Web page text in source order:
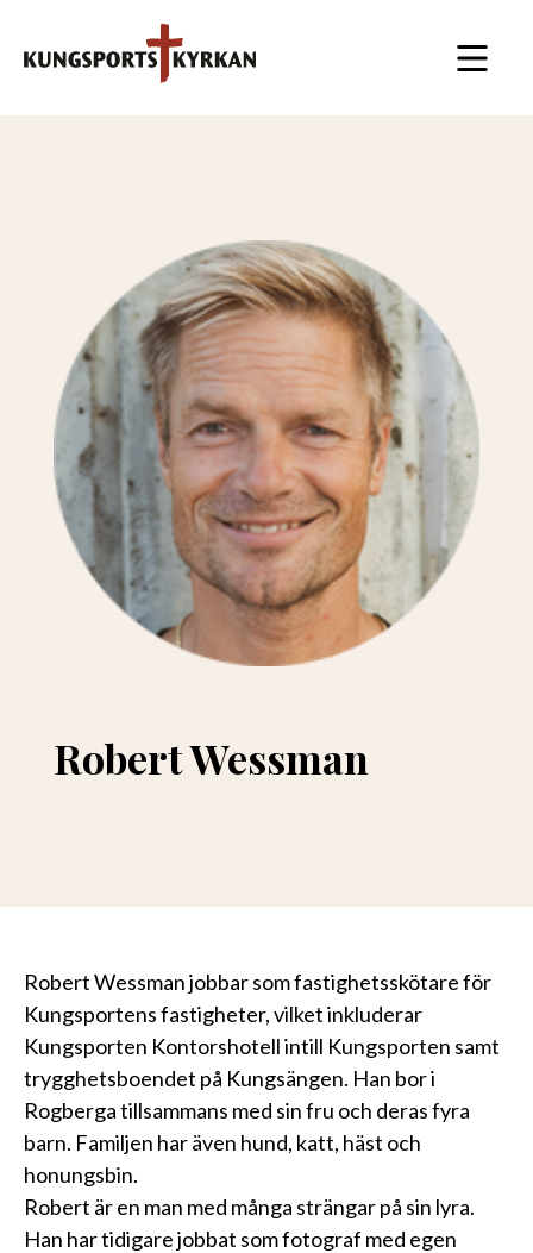
Robert Wessman
Robert Wessman jobbar som fastighetsskötare för
Kungsportens fastigheter, vilket inkluderar
Kungsporten Kontorshotell intill Kungsporten samt
trygghetsboendet på Kungsängen. Han bor i
Rogberga tillsammans med sin fru och deras fyra
barn. Familjen har även hund, katt, häst och
honungsbin.
Robert är en man med många strängar på sin lyra.
Han har tidigare jobbat som fotograf med egen